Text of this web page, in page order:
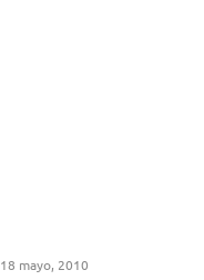
18 mayo, 2010